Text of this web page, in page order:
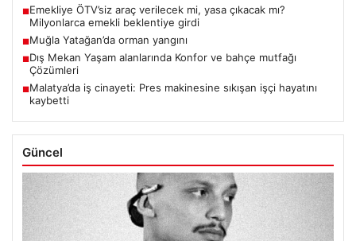
■Emekliye ÖTV’siz araç verilecek mi, yasa çıkacak mı?
Milyonlarca emekli beklentiye girdi
■Muğla Yatağan’da orman yangını
■Dış Mekan Yaşam alanlarında Konfor ve bahçe mutfağı
Çözümleri
■Malatya’da iş cinayeti: Pres makinesine sıkışan işçi hayatını
kaybetti
Güncel